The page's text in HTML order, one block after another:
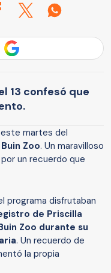
13 confesó que
martes del
Buin Zoo. Un maravilloso
un recuerdo que
programa disfrutaban
de Priscilla
Zoo durante su
. Un recuerdo de
la propia